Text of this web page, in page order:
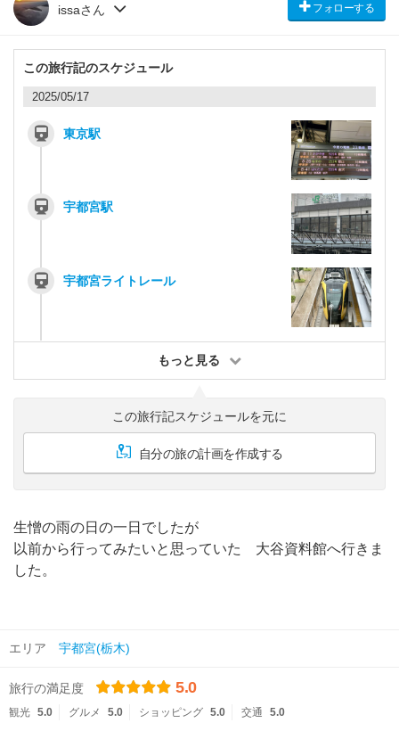
issaさん フォローする
この旅行記のスケジュール
2025/05/17
東京駅
宇都宮駅
宇都宮ライトレール
もっと見る
この旅行記スケジュールを元に
自分の旅の計画を作成する
生憎の雨の日の一日でしたが
以前から行ってみたいと思っていた 大谷資料館へ行きま
した。
エリア 宇都宮(栃木)
旅行の満足度 5.0
観光 5.0 グルメ 5.0 ショッピング 5.0 交通 5.0